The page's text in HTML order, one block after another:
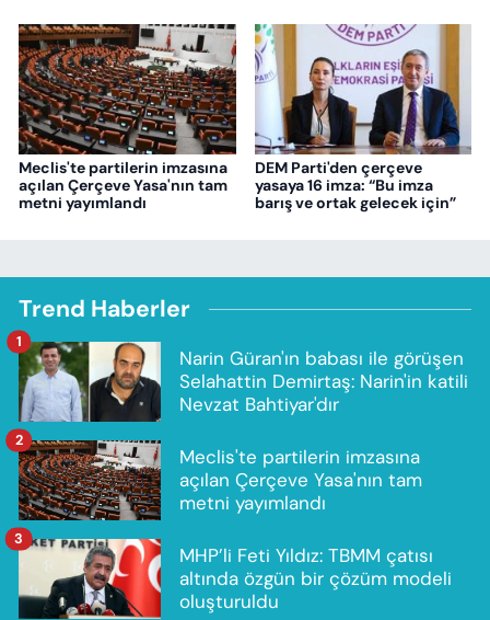
Meclis'te partilerin imzasına
açılan Çerçeve Yasa'nın tam
metni yayımlandı
DEM Parti'den çerçeve
yasaya 16 imza: “Bu imza
barış ve ortak gelecek için”
Trend Haberler
Narin Güran'ın babası ile görüşen
Selahattin Demirtaş: Narin'in katili
Nevzat Bahtiyar'dır
1
Meclis'te partilerin imzasına
açılan Çerçeve Yasa'nın tam
metni yayımlandı
2
MHP’li Feti Yıldız: TBMM çatısı
altında özgün bir çözüm modeli
oluşturuldu
3